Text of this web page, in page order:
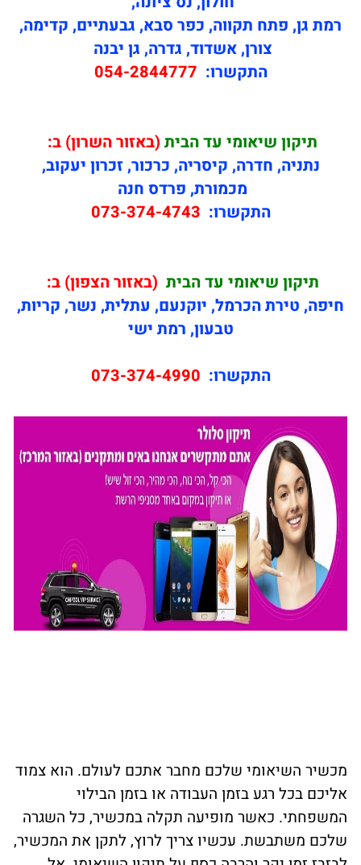
רמת גן, פתח תקווה, כפר סבא, גבעתיים, קדימה,
צורן, אשדוד, גדרה, גן יבנה
התקשרו: 054-2844777
תיקון שיאומי עד הבית (באזור השרון) ב:
נתניה, חדרה, קיסריה, כרכור, זכרון יעקוב,
מכמורת, פרדס חנה
התקשרו: 073-374-4743
תיקון שיאומי עד הבית (באזור הצפון) ב:
חיפה, טירת הכרמל, יוקנעם, עתלית, נשר, קריות,
טבעון, רמת ישי
התקשרו: 073-374-4990
מכשיר השיאומי שלכם מחבר אתכם לעולם. הוא צמוד
אליכם בכל רגע בזמן העבודה או בזמן הבילוי
המשפחתי. כאשר מופיעה תקלה במכשיר, כל השגרה
שלכם משתבשת. עכשיו צריך לרוץ, לתקן את המכשיר,